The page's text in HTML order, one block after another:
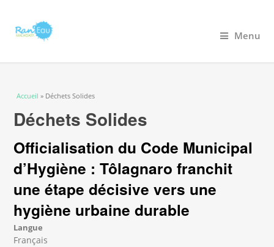
Menu
Vous êtes ici
Accueil » Déchets Solides
Déchets Solides
Officialisation du Code Municipal
d’Hygiène : Tôlagnaro franchit
une étape décisive vers une
hygiène urbaine durable
Langue
Français